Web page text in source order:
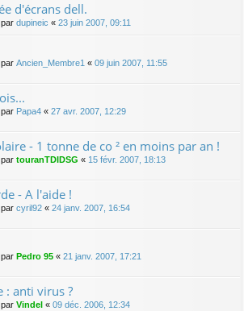
d'écrans dell.
dupineic « 23 juin 2007, 09:11
Ancien_Membre1 « 09 juin 2007, 11:55
Papa4 « 27 avr. 2007, 12:29
- 1 tonne de co ² en moins par an !
touranTDIDSG « 15 févr. 2007, 18:13
- A l'aide !
cyril92 « 24 janv. 2007, 16:54
Pedro 95 « 21 janv. 2007, 17:21
: anti virus ?
Vindel « 09 déc. 2006, 12:34